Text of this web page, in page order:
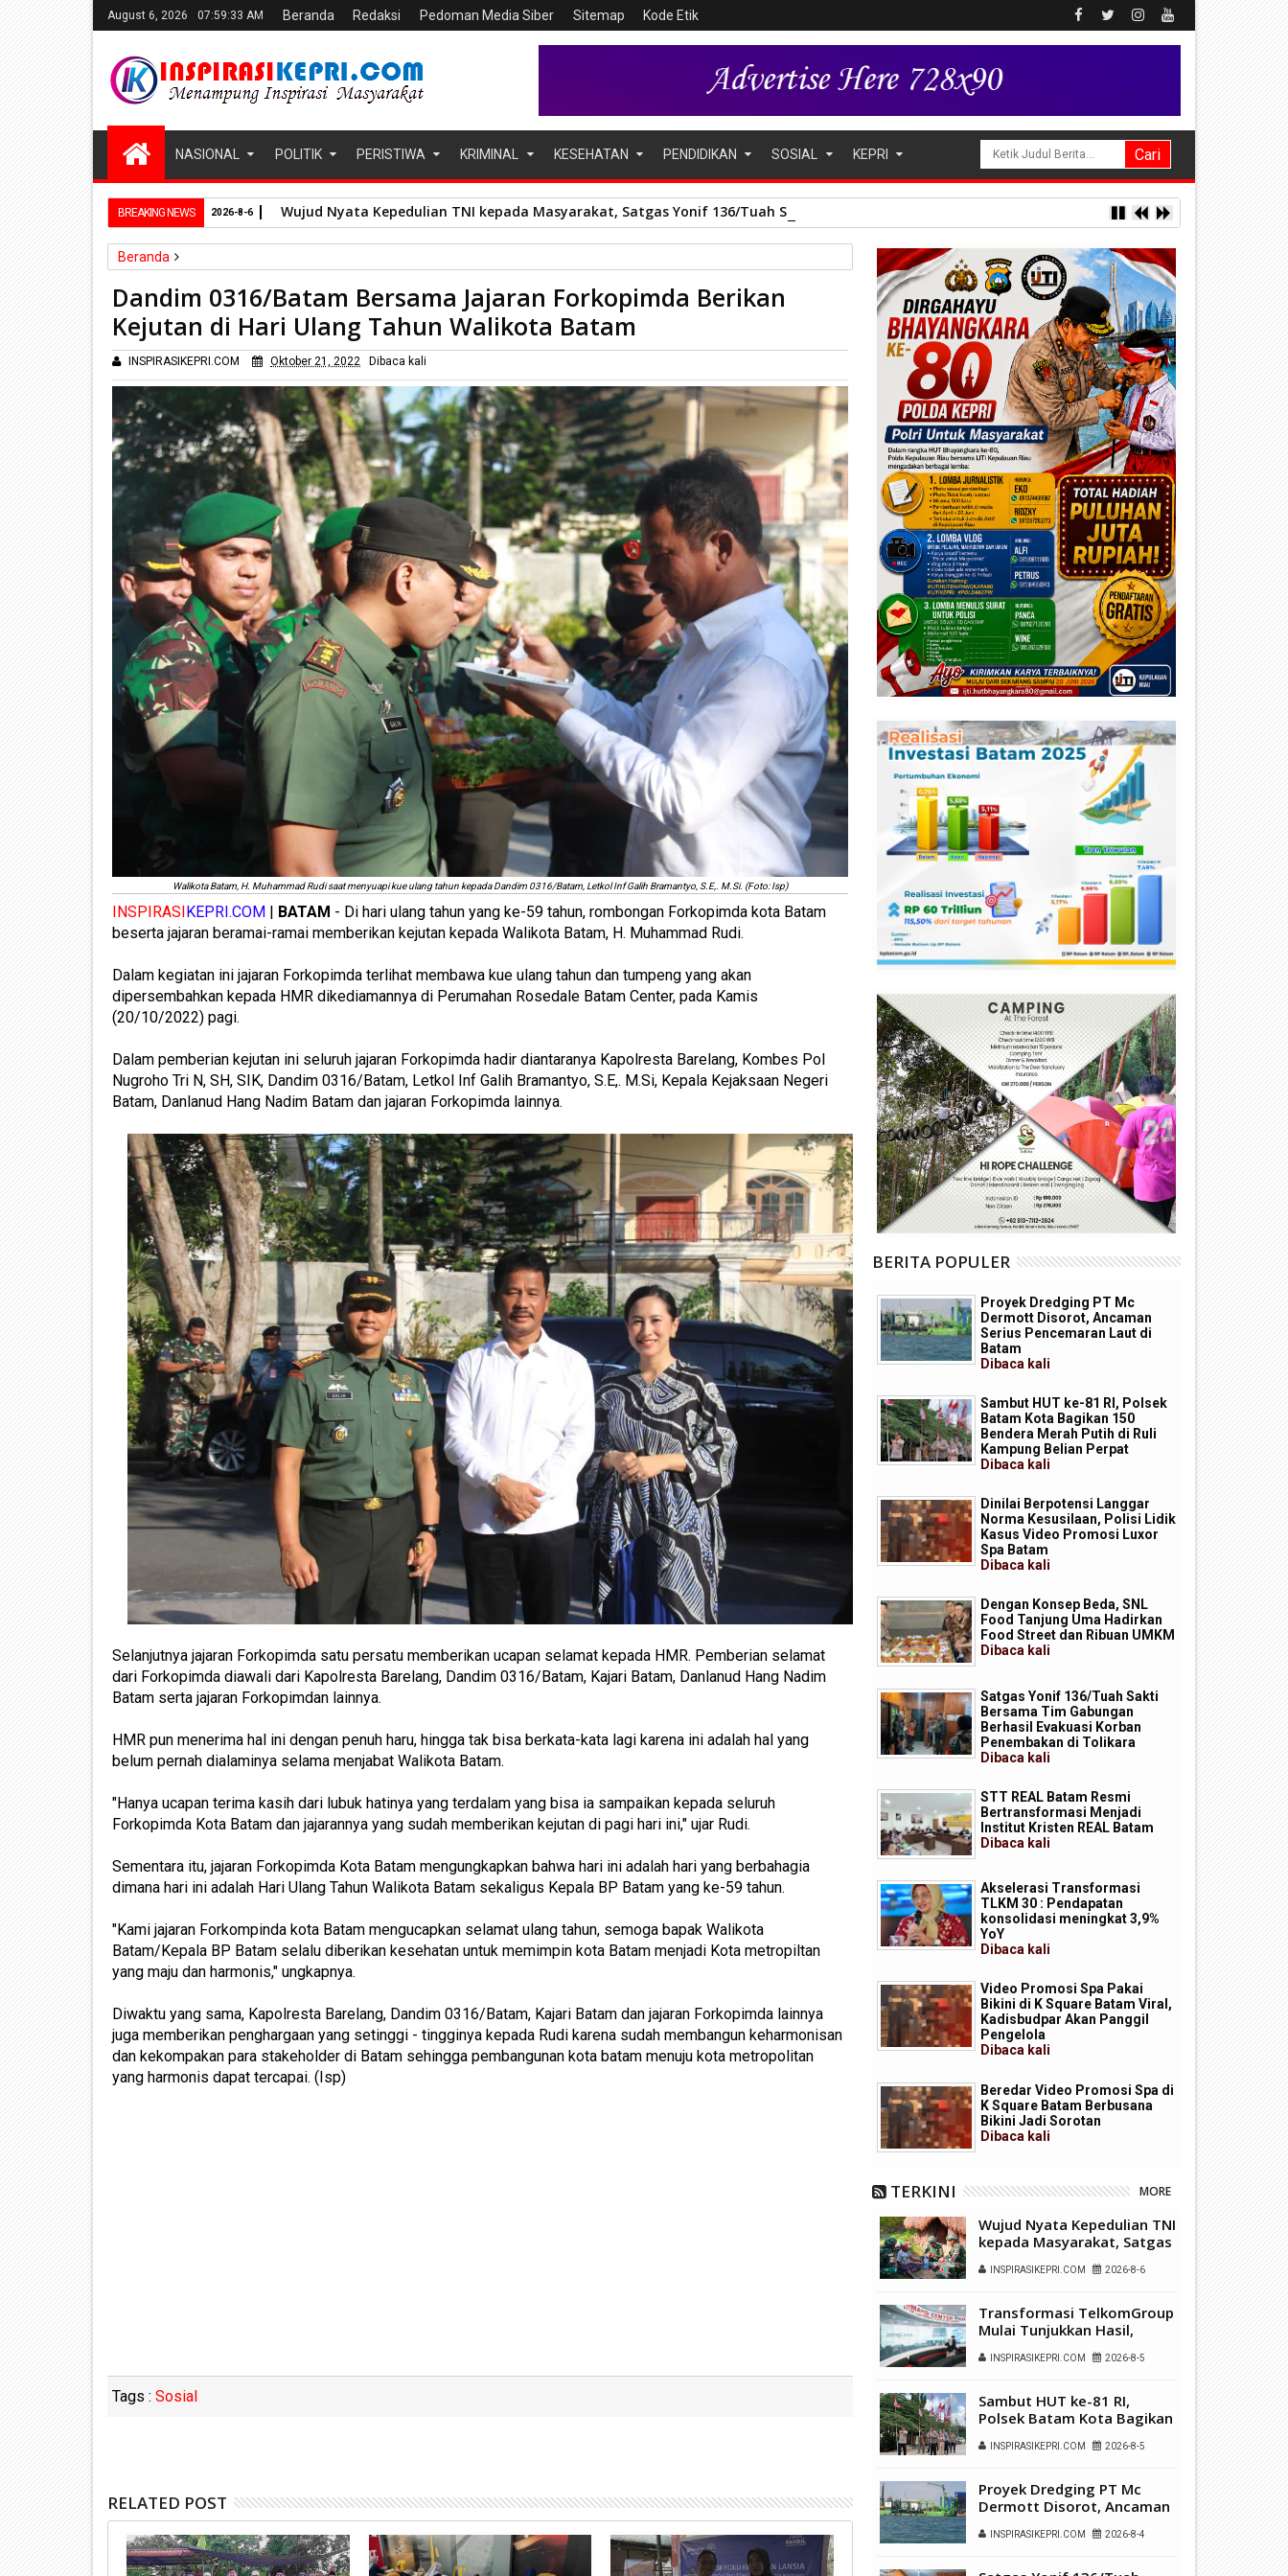
August 6, 2026 07:59:35 AM Beranda Redaksi Pedoman Media Siber Sitemap Kode Etik
NASIONAL POLITIK PERISTIWA KRIMINAL KESEHATAN PENDIDIKAN SOSIAL KEPRI
BREAKING NEWS Wujud Nyata Kepedulian TNI kepada Masyarakat, Satgas Yonif 136/Tuah Sakti Gelar Pengobatan Keliling di Kampung Kalome
2026-8-6
Beranda
Dandim 0316/Batam Bersama Jajaran Forkopimda Berikan
Kejutan di Hari Ulang Tahun Walikota Batam
INSPIRASIKEPRI.COM Oktober 21, 2022 Dibaca kali
Walikota Batam, H. Muhammad Rudi saat menyuapi kue ulang tahun kepada Dandim 0316/Batam, Letkol Inf Galih Bramantyo, S.E,. M.Si. (Foto: Isp)
INSPIRASIKEPRI.COM | BATAM - Di hari ulang tahun yang ke-59 tahun, rombongan Forkopimda kota Batam
beserta jajaran beramai-ramai memberikan kejutan kepada Walikota Batam, H. Muhammad Rudi.
Dalam kegiatan ini jajaran Forkopimda terlihat membawa kue ulang tahun dan tumpeng yang akan
dipersembahkan kepada HMR dikediamannya di Perumahan Rosedale Batam Center, pada Kamis
(20/10/2022) pagi.
Dalam pemberian kejutan ini seluruh jajaran Forkopimda hadir diantaranya Kapolresta Barelang, Kombes Pol
Nugroho Tri N, SH, SIK, Dandim 0316/Batam, Letkol Inf Galih Bramantyo, S.E,. M.Si, Kepala Kejaksaan Negeri
Batam, Danlanud Hang Nadim Batam dan jajaran Forkopimda lainnya.
Selanjutnya jajaran Forkopimda satu persatu memberikan ucapan selamat kepada HMR. Pemberian selamat
dari Forkopimda diawali dari Kapolresta Barelang, Dandim 0316/Batam, Kajari Batam, Danlanud Hang Nadim
Batam serta jajaran Forkopimdan lainnya.
HMR pun menerima hal ini dengan penuh haru, hingga tak bisa berkata-kata lagi karena ini adalah hal yang
belum pernah dialaminya selama menjabat Walikota Batam.
"Hanya ucapan terima kasih dari lubuk hatinya yang terdalam yang bisa ia sampaikan kepada seluruh
Forkopimda Kota Batam dan jajarannya yang sudah memberikan kejutan di pagi hari ini," ujar Rudi.
Sementara itu, jajaran Forkopimda Kota Batam mengungkapkan bahwa hari ini adalah hari yang berbahagia
dimana hari ini adalah Hari Ulang Tahun Walikota Batam sekaligus Kepala BP Batam yang ke-59 tahun.
"Kami jajaran Forkompinda kota Batam mengucapkan selamat ulang tahun, semoga bapak Walikota
Batam/Kepala BP Batam selalu diberikan kesehatan untuk memimpin kota Batam menjadi Kota metropiltan
yang maju dan harmonis," ungkapnya.
Diwaktu yang sama, Kapolresta Barelang, Dandim 0316/Batam, Kajari Batam dan jajaran Forkopimda lainnya
juga memberikan penghargaan yang setinggi - tingginya kepada Rudi karena sudah membangun keharmonisan
dan kekompakan para stakeholder di Batam sehingga pembangunan kota batam menuju kota metropolitan
yang harmonis dapat tercapai. (Isp)
Tags : Sosial
RELATED POST
BERITA POPULER
Proyek Dredging PT Mc
Dermott Disorot, Ancaman
Serius Pencemaran Laut di
Batam
Dibaca kali
Sambut HUT ke-81 RI, Polsek
Batam Kota Bagikan 150
Bendera Merah Putih di Ruli
Kampung Belian Perpat
Dibaca kali
Dinilai Berpotensi Langgar
Norma Kesusilaan, Polisi Lidik
Kasus Video Promosi Luxor
Spa Batam
Dibaca kali
Dengan Konsep Beda, SNL
Food Tanjung Uma Hadirkan
Food Street dan Ribuan UMKM
Dibaca kali
Satgas Yonif 136/Tuah Sakti
Bersama Tim Gabungan
Berhasil Evakuasi Korban
Penembakan di Tolikara
Dibaca kali
STT REAL Batam Resmi
Bertransformasi Menjadi
Institut Kristen REAL Batam
Dibaca kali
Akselerasi Transformasi
TLKM 30 : Pendapatan
konsolidasi meningkat 3,9%
YoY
Dibaca kali
Video Promosi Spa Pakai
Bikini di K Square Batam Viral,
Kadisbudpar Akan Panggil
Pengelola
Dibaca kali
Beredar Video Promosi Spa di
K Square Batam Berbusana
Bikini Jadi Sorotan
Dibaca kali
TERKINI MORE
Wujud Nyata Kepedulian TNI
kepada Masyarakat, Satgas
Pengobatan Keliling di
INSPIRASIKEPRI.COM 2026-8-6
Transformasi TelkomGroup
Mulai Tunjukkan Hasil,
Positif Perkuat
Nasional
INSPIRASIKEPRI.COM 2026-8-5
Sambut HUT ke-81 RI,
Polsek Batam Kota Bagikan
Ruli Kampung Belian Perpat
INSPIRASIKEPRI.COM 2026-8-5
Proyek Dredging PT Mc
Dermott Disorot, Ancaman
Batam
INSPIRASIKEPRI.COM 2026-8-4